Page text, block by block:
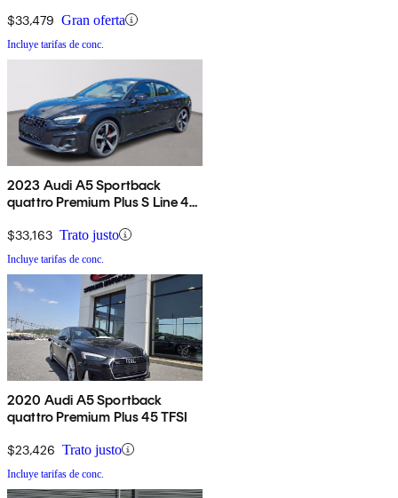
$33,479 Gran oferta
Incluye tarifas de conc.
2023 Audi A5 Sportback
quattro Premium Plus S Line 45
$33,163 Trato justo
Incluye tarifas de conc.
2020 Audi A5 Sportback
quattro Premium Plus 45 TFSI
$23,426 Trato justo
Incluye tarifas de conc.